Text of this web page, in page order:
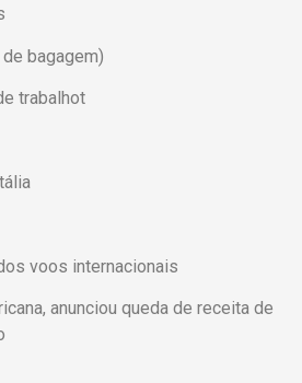
bagagem)
trabalhot
voos internacionais
anunciou queda de receita de